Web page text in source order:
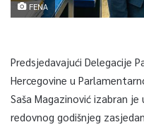
FENA
Predsjedavajući Delegacije
Hercegovine u
Saša Magazinović izabran
redovnog godišnjeg